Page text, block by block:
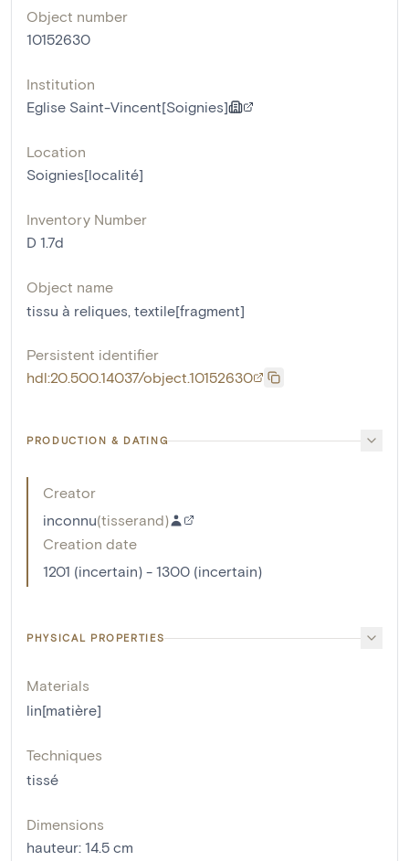
Object number
10152630
Institution
Eglise Saint-Vincent[Soignies]
Location
Soignies[localité]
Inventory Number
D 1.7d
Object name
tissu à reliques, textile[fragment]
Persistent identifier
hdl:20.500.14037/object.10152630
PRODUCTION & DATING
Creator
inconnu(tisserand)
Creation date
1201 (incertain) - 1300 (incertain)
PHYSICAL PROPERTIES
Materials
lin[matière]
Techniques
tissé
Dimensions
hauteur: 14.5 cm